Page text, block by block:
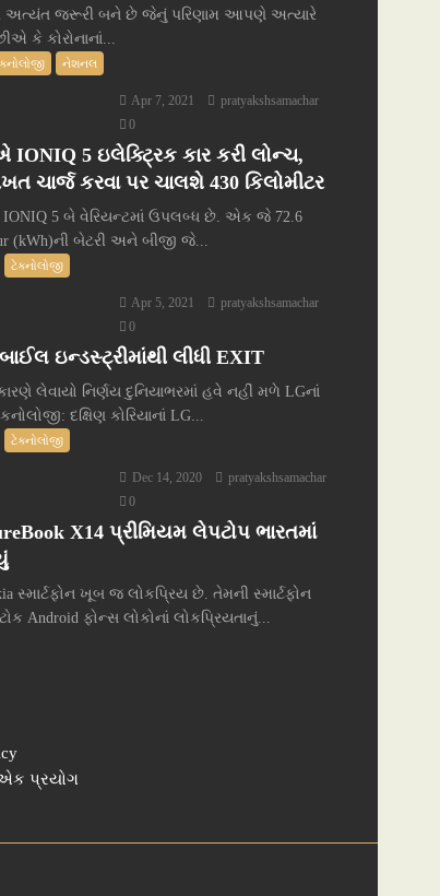
અત્યંત જરૂરી બને છે જેનું પરિણામ આપણે અત્યારે
કે કોરોનાનાં...
નેશનલ
Apr 7, 2021
pratyakshsamachar
0
IONIQ 5 ઇલેક્ટ્રિક કાર કરી લોન્ચ,
ચાર્જ કરવા પર ચાલશે 430 કિલોમીટર
IONIQ 5 બે વેરિયન્ટમાં ઉપલબ્ધ છે. એક જે 72.6
(kWh)ની બેટરી અને બીજી જે...
ટેક્નોલોજી
Apr 5, 2021
pratyakshsamachar
0
ઇન્ડસ્ટ્રીમાંથી લીધી EXIT
લેવાયો નિર્ણય દુનિયાભરમાં હવે નહીં મળે LGનાં
દક્ષિણ કોરિયાનાં LG...
ટેક્નોલોજી
Dec 14, 2020
pratyakshsamachar
0
X14 પ્રીમિયમ લેપટોપ ભારતમાં
સ્માર્ટફોન ખૂબ જ લોકપ્રિય છે. તેમની સ્માર્ટફોન
Android ફોન્સ લોકોનાં લોકપ્રિયતાનું...
પ્રયોગ